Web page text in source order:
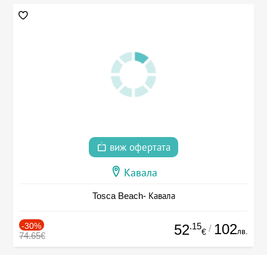
виж офертата
Кавала
Tosca Beach- Кавала
-30%
74.65€ 52.15
€ / 102лв.